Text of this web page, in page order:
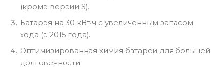
(кроме версии S).
Батарея на 30 кВт•ч с увеличенным запасом
хода (с 2015 года).
Оптимизированная химия батареи для большей
долговечности.